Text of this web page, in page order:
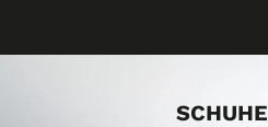
SCHUHE